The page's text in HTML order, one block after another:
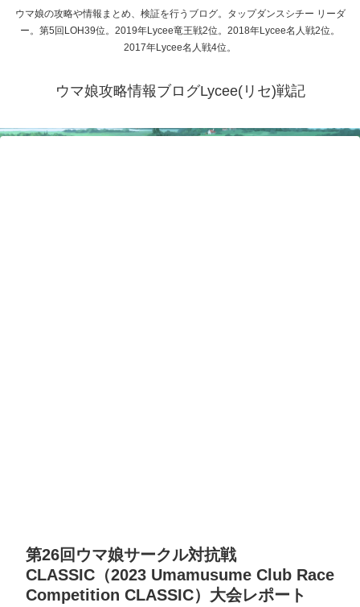
ウマ娘の攻略や情報まとめ、検証を行うブログ。タップダンスシチー リーダ
ー。第5回LOH39位。2019年Lycee竜王戦2位。2018年Lycee名人戦2位。
2017年Lycee名人戦4位。
ウマ娘攻略情報ブログLycee(リセ)戦記
第26回ウマ娘サークル対抗戦
CLASSIC（2023 Umamusume Club Race
Competition CLASSIC）大会レポート